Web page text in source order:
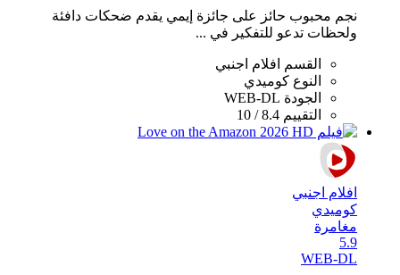
نجم محبوب حائز على جائزة إيمي يقدم ضحكات دافئة
ولحظات تدعو للتفكير في ...
القسم
افلام اجنبي
النوع كوميدي
الجودة WEB-DL
التقييم 8.4 / 10
افلام اجنبي
كوميدي
مغامرة
5.9
WEB-DL